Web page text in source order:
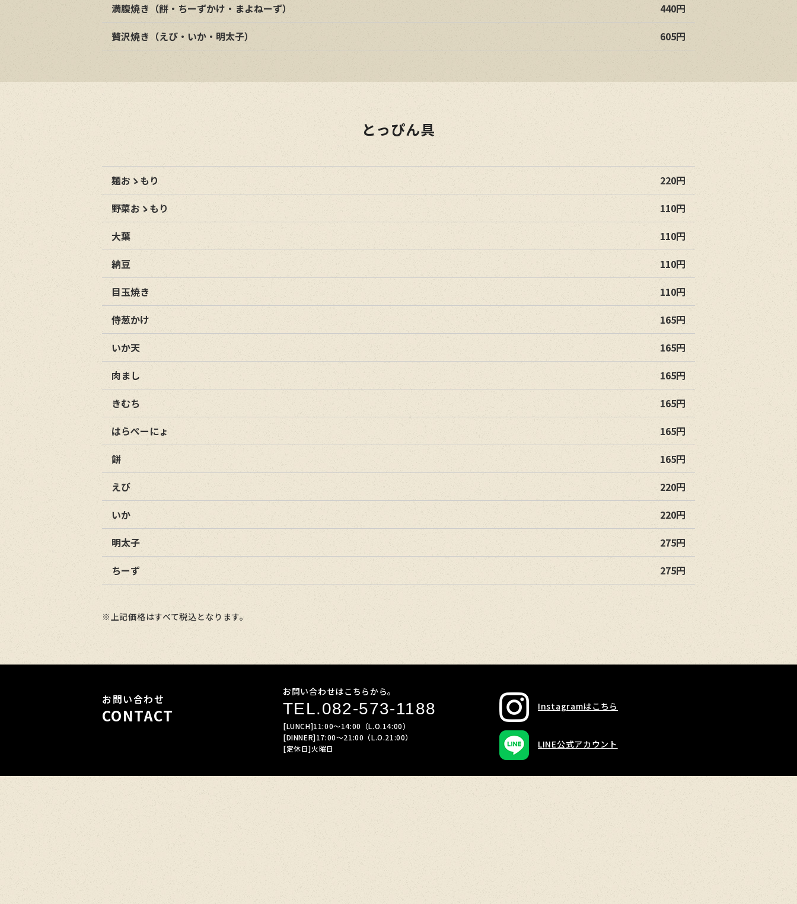
満腹焼き（餅・ちーずかけ・まよねーず）
440円
贅沢焼き（えび・いか・明太子）
605円
とっぴん具
麺おゝもり
220円
野菜おゝもり
110円
大葉
110円
納豆
110円
目玉焼き
110円
侍葱かけ
165円
いか天
165円
肉まし
165円
きむち
165円
はらぺーにょ
165円
餅
165円
えび
220円
いか
220円
明太子
275円
ちーず
275円
※上記価格はすべて税込となります。
お問い合わせ
CONTACT
お問い合わせはこちらから。
TEL.082-573-1188
[LUNCH]11:00～14:00（L.O.14:00）
[DINNER]17:00～21:00（L.O.21:00）
[定休日]火曜日
Instagramはこちら
LINE公式アカウント